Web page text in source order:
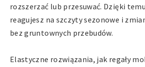
rozszerzać lub przesuwać. Dzięki
reagujesz na szczyty sezonowe i
bez gruntownych przebudów.
Elastyczne rozwiązania, jak regały